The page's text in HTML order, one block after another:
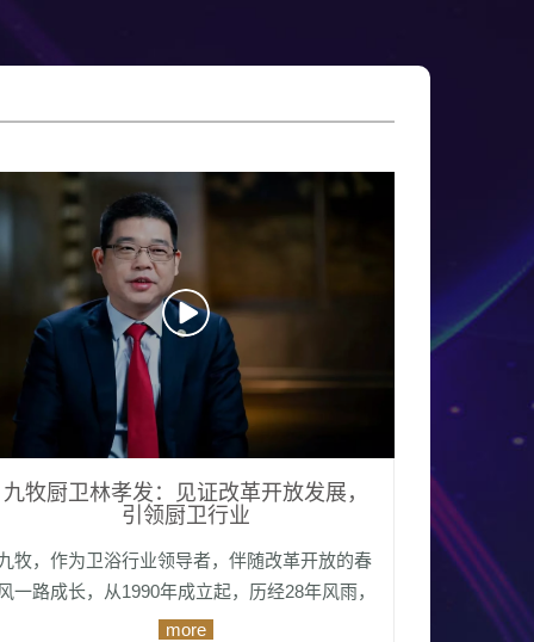
九牧厨卫林孝发：见证改革开放发展，
引领厨卫行业
牧，作为卫浴行业领导者，伴随改革开放的春
一路成长，从1990年成立起，历经28年风雨，
福建走向全世界，发展成为全球极具竞争力的
more